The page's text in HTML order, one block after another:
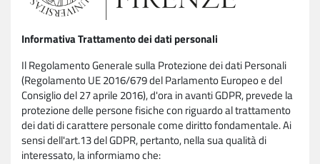
Informativa Trattamento dei dati personali
Il Regolamento Generale sulla Protezione dei dati Personali
(Regolamento UE 2016/679 del Parlamento Europeo e del
Consiglio del 27 aprile 2016), d'ora in avanti GDPR, prevede la
protezione delle persone fisiche con riguardo al trattamento
dei dati di carattere personale come diritto fondamentale. Ai
sensi dell'art.13 del GDPR, pertanto, nella sua qualità di
interessato, la informiamo che: